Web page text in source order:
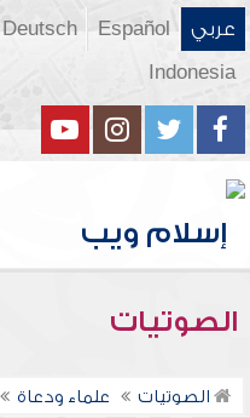
عربي Español
Deutsch
Indonesia
الصوتيات
الصوتيات علماء ودعاة